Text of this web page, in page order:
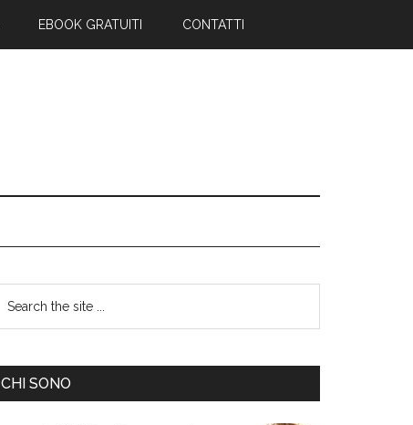
EBOOK GRATUITI CONTATTI
CHI SONO